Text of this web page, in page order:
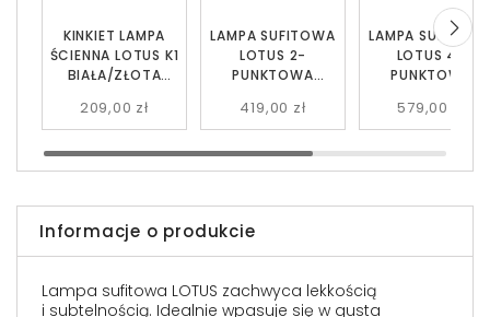
LAMPA SUFITOWA
LOTUS 2-
PUNKTOWA
EMIBIG
419,00 zł
LAMPA
LOTUS 4-
PUNKTOWA
EMIBIG
579,00 zł
KINKIET LAMPA
ŚCIENNA LOTUS K1
BIAŁA/ZŁOTA
209,00 zł
Informacje o produkcie
Lampa sufitowa LOTUS zachwyca lekkością
i subtelnością. Idealnie wpasuje się w gusta